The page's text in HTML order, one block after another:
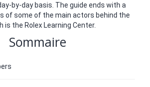
by-day basis. The guide ends with a
of some of the main actors behind the
is the Rolex Learning Center.
Sommaire